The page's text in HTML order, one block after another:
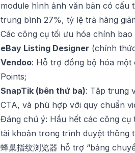
module hình ảnh văn bản có cấu
trung bình 27%, tỷ lệ trả hàng
Các công cụ tối ưu hóa chính bao
eBay Listing Designer (chính
Vendoo: Hỗ trợ đồng bộ hóa một
Points;
SnapTik (bên thứ ba): Tập trung
CTA, và phù hợp với quy chuẩn
Đáng chú ý: Hầu hết các công cụ
tài khoản trong trình duyệt thông
蜂巢指纹浏览器 hỗ trợ “bảng